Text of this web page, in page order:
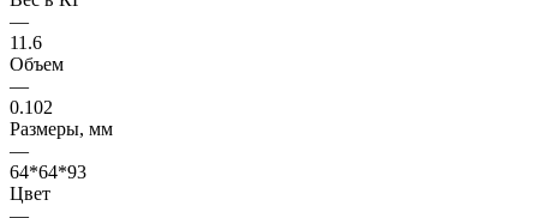
—
11.6
Объем
—
0.102
Размеры, мм
—
64*64*93
Цвет